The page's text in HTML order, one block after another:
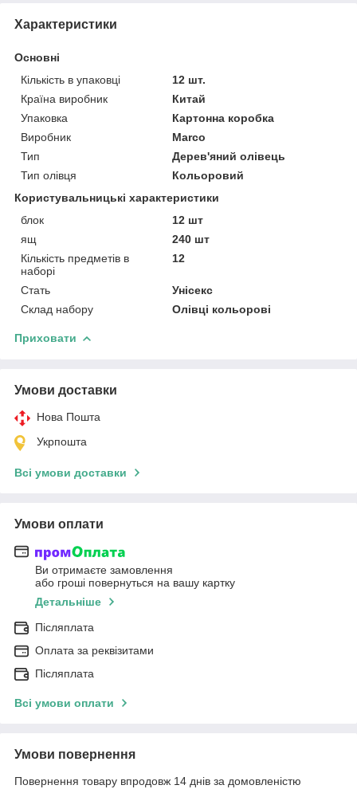
Характеристики
Основні
Кількість в упаковці
12 шт.
Країна виробник
Китай
Упаковка
Картонна коробка
Виробник
Marco
Тип
Дерев'яний олівець
Тип олівця
Кольоровий
Користувальницькі характеристики
блок
12 шт
ящ
240 шт
Кількість предметів в
наборі
12
Стать
Унісекс
Склад набору
Олівці кольорові
Приховати
Умови доставки
Нова Пошта
Укрпошта
Всі умови доставки
Умови оплати
Ви отримаєте замовлення
або гроші повернуться на вашу картку
Детальніше
Післяплата
Оплата за реквізитами
Післяплата
Всі умови оплати
Умови повернення
Повернення товару впродовж 14 днів за домовленістю